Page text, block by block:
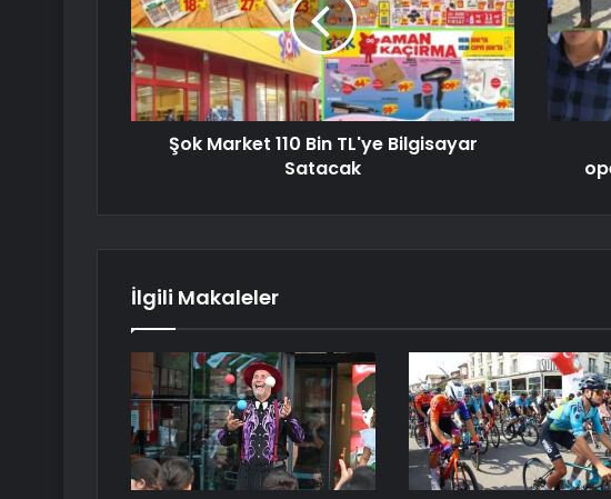
Şok Market 110 Bin TL'ye Bilgisayar
Satacak
İlgili Makaleler